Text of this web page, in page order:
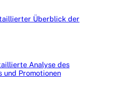
Überblick der
Analyse des
und Promotionen